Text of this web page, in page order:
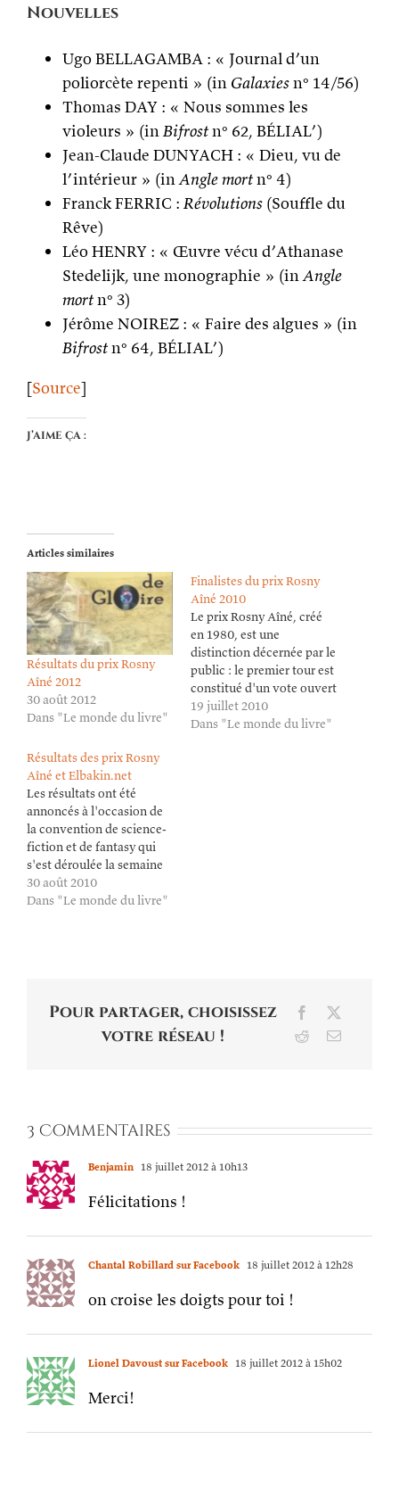
Nouvelles
Ugo BELLAGAMBA : « Journal d’un
poliorcète repenti » (in Galaxiesn° 14/56)
Thomas DAY : « Nous sommes les
violeurs » (inBifrostn° 62, BÉLIAL’)
Jean-Claude DUNYACH : « Dieu, vu de
l’intérieur » (inAngle mortn° 4)
Franck FERRIC : Révolutions (Souffle du
Rêve)
Léo HENRY : « Œuvre vécu d’Athanase
Stedelijk, une monographie » (inAngle
mortn° 3)
Jérôme NOIREZ : « Faire des algues » (in
Bifrostn° 64, BÉLIAL’)
[Source]
J’aime ça :
Articles similaires
Résultats du prix Rosny
Aîné 2012
30 août 2012
Dans "Le monde du livre"
Finalistes du prix Rosny
Aîné 2010
Le prix Rosny Aîné, créé
en 1980, est une
distinction décernée par le
public : le premier tour est
constitué d'un vote ouvert
à tous ; le second est
réservé aux inscrits de la
19 juillet 2010
Dans "Le monde du livre"
Résultats des prix Rosny
Aîné et Elbakin.net
Les résultats ont été
annoncés à l'occasion de
la convention de science-
fiction et de fantasy qui
s'est déroulée la semaine
dernière à Grenoble.
Bravo à tous ! Prix Rosny
: NOIREZ Jérôme : « Terre
30 août 2010
Dans "Le monde du livre"
Pour partager, choisissez
votre réseau !
Facebook
RedditEmail
3 Commentaires
Benjamin 18 juillet 2012 à 10h13
Félicitations !
Chantal Robillard sur Facebook 18 juillet 2012 à 12h28
on croise les doigts pour toi !
Lionel Davoust sur Facebook 18 juillet 2012 à 15h02
Merci!